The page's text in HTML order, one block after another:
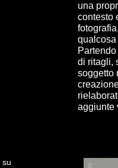
una
contesto
qualcosa
di ritagli,
soggetto
aggiunte
su